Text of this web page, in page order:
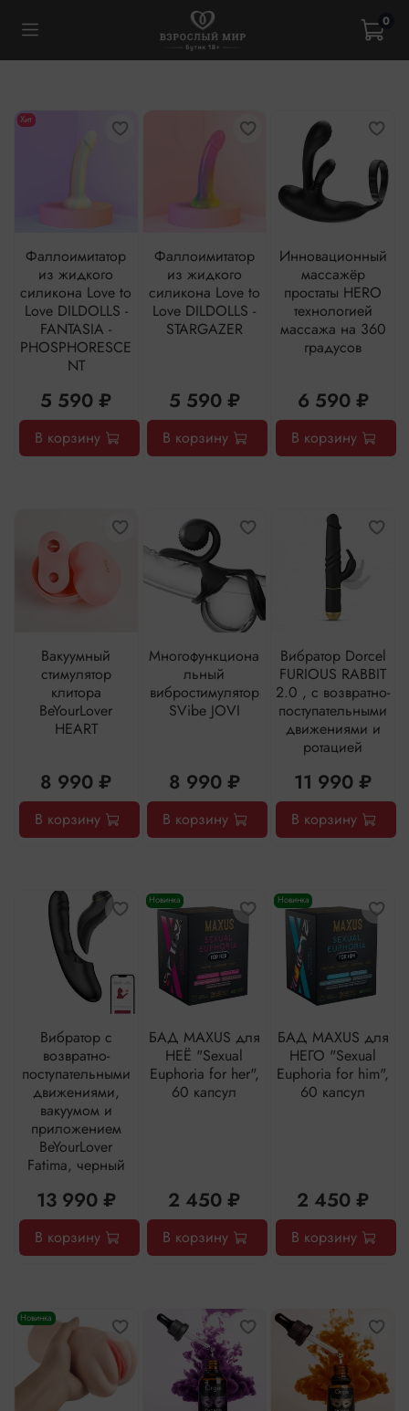
0
Хит
Фаллоимитатор
из жидкого
силикона Love to
Love DILDOLLS -
FANTASIA -
PHOSPHORESCE
NT
5 590 ₽
В корзину
Фаллоимитатор
из жидкого
силикона Love to
Love DILDOLLS -
STARGAZER
5 590 ₽
В корзину
Инновационный
массажёр
простаты HERO
технологией
массажа на 360
градусов
6 590 ₽
В корзину
Вакуумный
стимулятор
клитора
BeYourLover
HEART
8 990 ₽
В корзину
Многофункциона
льный
вибростимулятор
SVibe JOVI
8 990 ₽
В корзину
Вибратор Dorcel
FURIOUS RABBIT
2.0 , с возвратно-
поступательными
движениями и
ротацией
11 990 ₽
В корзину
Вибратор с
возвратно-
поступательными
движениями,
вакуумом и
приложением
BeYourLover
Fatima, черный
13 990 ₽
В корзину
Новинка
БАД MAXUS для
НЕЁ "Sexual
Euphoria for her",
60 капсул
2 450 ₽
В корзину
Новинка
БАД MAXUS для
НЕГО "Sexual
Euphoria for him",
60 капсул
2 450 ₽
В корзину
Новинка